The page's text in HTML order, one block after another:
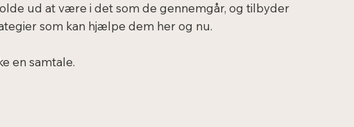
ud at være i det som de gennemgår, og tilbyder
som kan hjælpe dem her og nu.
en samtale.